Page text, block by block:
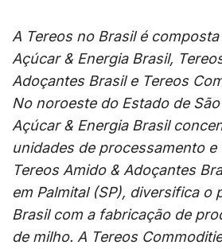
A Tereos no Brasil é
Açúcar & Energia Brasil,
Adoçantes Brasil e Tereos
No noroeste do Estado de
Açúcar & Energia Brasil
unidades de processamento
Tereos Amido & Adoçantes
em Palmital (SP), diversifica o
Brasil com a fabricação de
de milho. A Tereos